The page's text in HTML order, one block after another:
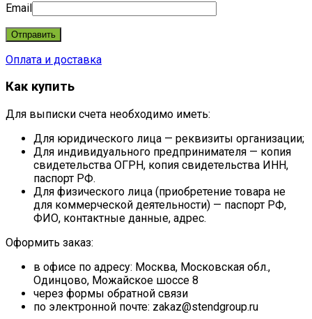
Email
Оплата и доставка
Как купить
Для выписки счета необходимо иметь:
Для юридического лица — реквизиты организации;
Для индивидуального предпринимателя — копия
свидетельства ОГРН, копия свидетельства ИНН,
паспорт РФ.
Для физического лица (приобретение товара не
для коммерческой деятельности) — паспорт РФ,
ФИО, контактные данные, адрес.
Оформить заказ:
в офисе по адресу: Москва, Московская обл.,
Одинцово, Можайское шоссе 8
через формы обратной связи
по электронной почте: zakaz@stendgroup.ru